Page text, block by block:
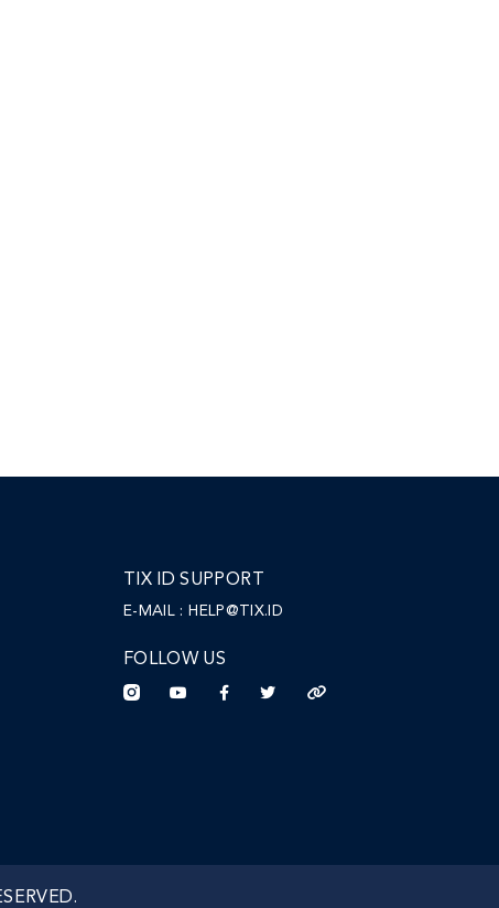
TIX ID SUPPORT
E-MAIL : HELP@TIX.ID
FOLLOW US